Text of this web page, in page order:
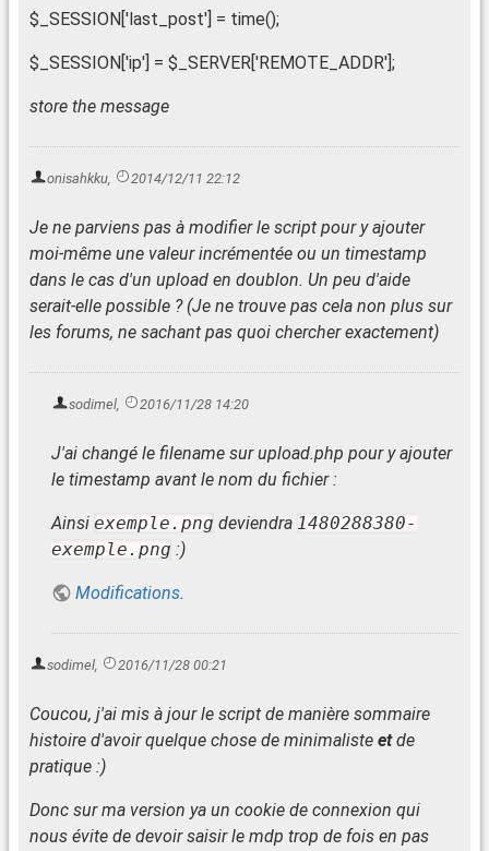
$_SESSION['last_post'] = time();
$_SESSION['ip'] = $_SERVER['REMOTE_ADDR'];
store the message
onisahkku 2014/12/11 22:12
Je ne parviens pas à modifier le script pour y ajouter
moi-même une valeur incrémentée ou un timestamp
dans le cas d'un upload en doublon. Un peu d'aide
serait-elle possible ? (Je ne trouve pas cela non plus sur
les forums, ne sachant pas quoi chercher exactement)
sodimel 2016/11/28 14:20
J'ai changé le filename sur upload.php pour y ajouter
le timestamp avant le nom du fichier :
Ainsi exemple.png deviendra 1480288380-
exemple.png :)
Modifications.
sodimel, 2016/11/28 00:21
Coucou, j'ai mis à jour le script de manière sommaire
histoire d'avoir quelque chose de minimaliste etde
pratique :)
Donc sur ma version ya un cookie de connexion qui
nous évite de devoir saisir le mdp trop de fois en pas